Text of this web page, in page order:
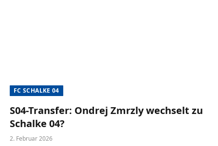
FC SCHALKE 04
S04-Transfer: Ondrej Zmrzly wechselt zu
Schalke 04?
2. Februar 2026